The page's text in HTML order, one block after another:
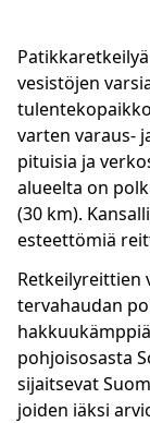
vesistöjen
varten varaus-
pituisia ja
alueelta on
(30 km).
esteettömiä
Retkeilyreittien
tervahaudan
pohjoisosasta
sijaitsevat
joiden iäksi